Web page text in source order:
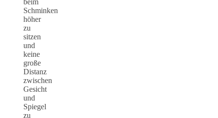
Schminken
höher
zu
sitzen
und
keine
große
Distanz
zwischen
Gesicht
und
Spiegel
zu